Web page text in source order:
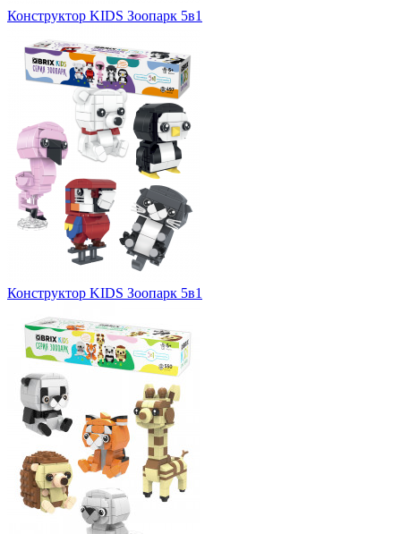
Конструктор KIDS Зоопарк 5в1
Конструктор KIDS Зоопарк 5в1